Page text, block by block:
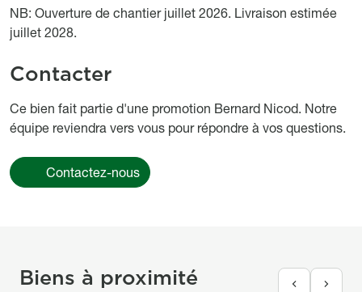
NB: Ouverture de chantier juillet 2026. Livraison estimée
juillet 2028.
Contacter
Ce bien fait partie d'une promotion Bernard Nicod. Notre
équipe reviendra vers vous pour répondre à vos questions.
Contactez-nous
Biens à proximité